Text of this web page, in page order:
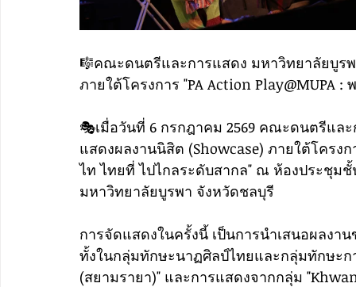
🎼คณะดนตรีและการแสดง มหาวิทยาลัยบูร
ภายใต้โครงการ "PA Action Play@MUPA
🎭เมื่อวันที่ 6 กรกฎาคม 2569 คณะดนตรีแล
แสดงผลงานนิสิต (Showcase) ภายใต้โครง
ไท ไทยที่ ไปไกลระดับสากล" ณ ห้องประชุ
มหาวิทยาลัยบูรพา จังหวัดชลบุรี
การจัดแสดงในครั้งนี้ เป็นการนำเสนอผลง
ทั้งในกลุ่มทักษะนาฏศิลป์ไทยและกลุ่มทักษะ
(สยามรายา)" และการแสดงจากกลุ่ม